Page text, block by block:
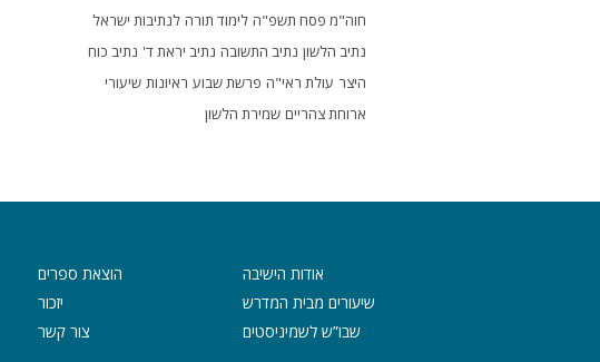
חוה"מ פסח תשפ"ה לימוד תורה לנתיבות ישראל
נתיב הלשון נתיב התשובה נתיב יראת ד' נתיב כוח
היצר עולת ראי"ה פרשת שבוע ראיונות שיעורי
ארוחת צהריים שמירת הלשון
אודות הישיבה
שיעורים מבית המדרש
שבו”ש לשמיניסטים
הוצאת ספרים
יזכור
צור קשר